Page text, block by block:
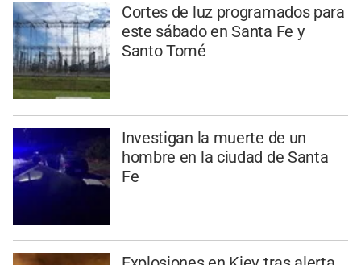
Cortes de luz programados para
este sábado en Santa Fe y
Santo Tomé
Investigan la muerte de un
hombre en la ciudad de Santa
Fe